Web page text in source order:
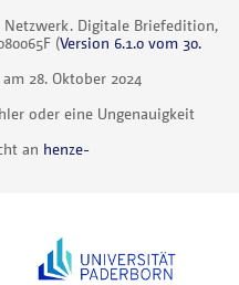
Netzwerk. Digitale Briefedition,
(Version 6.1.0 vom 30.
28. Oktober 2024
oder eine Ungenauigkeit
an henze-